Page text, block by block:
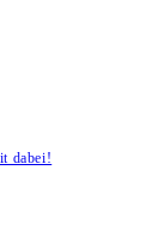
dabei!